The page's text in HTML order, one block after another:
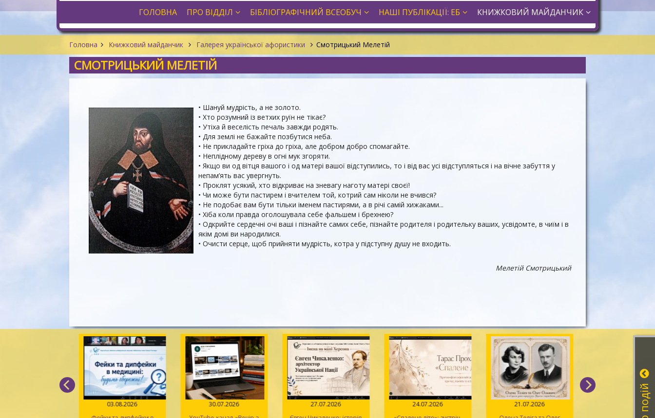
ГОЛОВНА ПРО ВІДДІЛ БІБЛІОГРАФІЧНИЙ ВСЕОБУЧ НАШІ ПУБЛІКАЦІЇ: ЕБ КНИЖКОВИЙ МАЙДАНЧИК
Головна Книжковий майданчик Галерея української афористики Смотрицький Мелетій
СМОТРИЦЬКИЙ МЕЛЕТІЙ
• Шануй мудрість, а не золото.
• Хто розумний із ветхих руїн не тікає?
• Утіха й веселість печаль завжди родять.
• Для землі не бажайте позбутися неба.
• Не прикладайте гріха до гріха, але добром добро спомагайте.
• Неплідному дереву в огні мук згоряти.
• Якщо ви од вітця вашого і од матері вашої відступились, то і від вас усі відступляться і на вічне забуття у
непам’ять вас увергнуть.
• Проклят усякий, хто відкриває на зневагу наготу матері своєї!
• Чи може бути пастирем і вчителем той, котрий сам ніколи не вчився?
• Не подобає вам бути тільки іменем пастирями, а в річі самій хижаками...
• Хіба коли правда оголошувала себе фальшем і брехнею?
• Одкрийте сердечні очі ваші і пізнайте самих себе, пізнайте родителя і родительку ваших, усвідомте, в чиїм і в
якім домі ви народилися.
• Очисти серце, щоб прийняти мудрість, котра у підступну душу не входить.
Мелетій Смотрицький
03.08.2026
30.07.2026
27.07.2026
24.07.2026
21.07.2026
20.07.2026